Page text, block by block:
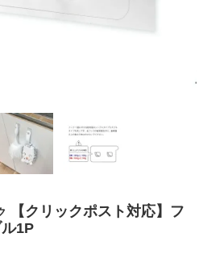
ズ
【クリックポスト対応】フ
1P